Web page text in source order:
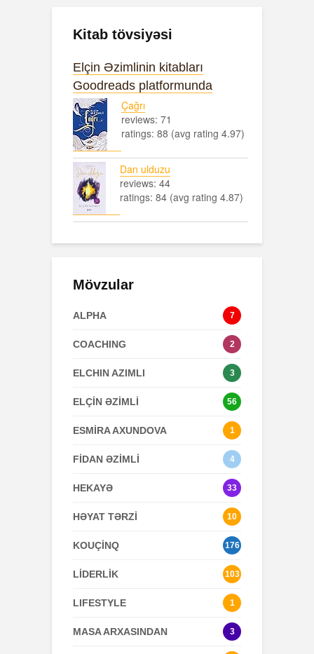
Kitab tövsiyəsi
Elçin Əzimlinin kitabları
Goodreads platformunda
Çağrı
reviews: 71
ratings: 88 (avg rating 4.97)
Dan ulduzu
reviews: 44
ratings: 84 (avg rating 4.87)
Mövzular
ALPHA 7
COACHING 2
ELCHIN AZIMLI 3
ELÇİN ƏZİMLİ 56
ESMİRA AXUNDOVA 1
FİDAN ƏZİMLİ 4
HEKAYƏ 33
HƏYAT TƏRZİ 10
KOUÇİNQ 176
LİDERLİK 103
LIFESTYLE 1
MASA ARXASINDAN 3